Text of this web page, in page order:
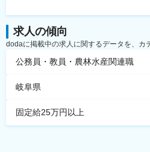
求人の傾向
dodaに掲載中の求人に関するデータを、カ
公務員・教員・農林水産関連職
岐阜県
固定給25万円以上